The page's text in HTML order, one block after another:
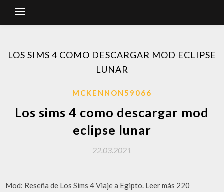
LOS SIMS 4 COMO DESCARGAR MOD ECLIPSE
LUNAR
MCKENNON59066
Los sims 4 como descargar mod
eclipse lunar
22.03.2021
Mod: Reseña de Los Sims 4 Viaje a Egipto. Leer más 220